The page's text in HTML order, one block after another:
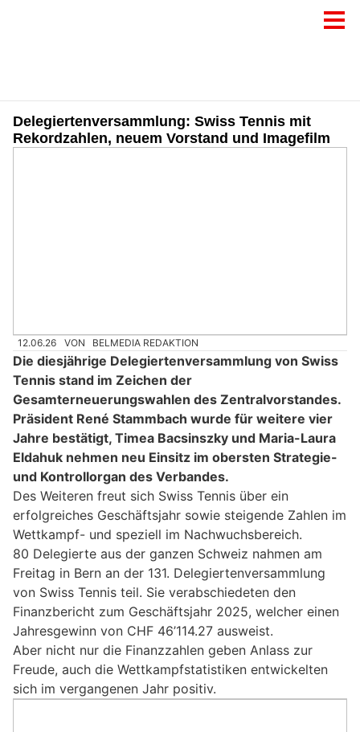
Delegiertenversammlung: Swiss Tennis mit
Rekordzahlen, neuem Vorstand und Imagefilm
12.06.26 VON BELMEDIA REDAKTION
Die diesjährige Delegiertenversammlung von Swiss
Tennis stand im Zeichen der
Gesamterneuerungswahlen des Zentralvorstandes.
Präsident René Stammbach wurde für weitere vier
Jahre bestätigt, Timea Bacsinszky und Maria-Laura
Eldahuk nehmen neu Einsitz im obersten Strategie-
und Kontrollorgan des Verbandes.
Des Weiteren freut sich Swiss Tennis über ein
erfolgreiches Geschäftsjahr sowie steigende Zahlen im
Wettkampf- und speziell im Nachwuchsbereich.
80 Delegierte aus der ganzen Schweiz nahmen am
Freitag in Bern an der 131. Delegiertenversammlung
von Swiss Tennis teil. Sie verabschiedeten den
Finanzbericht zum Geschäftsjahr 2025, welcher einen
Jahresgewinn von CHF 46’114.27 ausweist.
Aber nicht nur die Finanzzahlen geben Anlass zur
Freude, auch die Wettkampfstatistiken entwickelten
sich im vergangenen Jahr positiv.